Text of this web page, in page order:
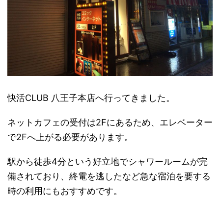
快活CLUB 八王子本店へ行ってきました。
ネットカフェの受付は2Fにあるため、エレベーター
で2Fへ上がる必要があります。
駅から徒歩4分という好立地でシャワールームが完
備されており、終電を逃したなど急な宿泊を要する
時の利用にもおすすめです。